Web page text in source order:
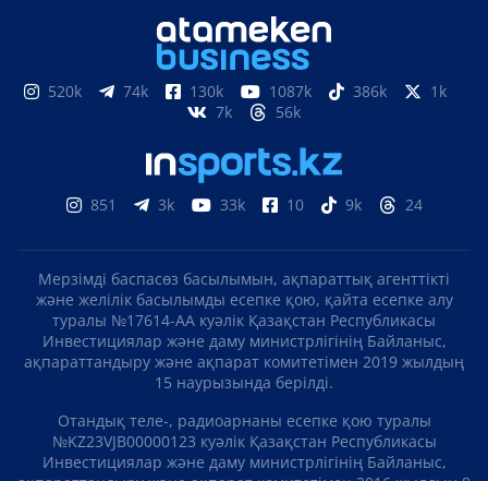
520k 74k 130k 1087k 386k
1k
7k
56k
851 3k 33k 10 9k 24
Мерзімді баспасөз басылымын, ақпараттық агенттікті
және желілік басылымды есепке қою, қайта есепке алу
туралы №17614-АА куәлік Қазақстан Республикасы
Инвестициялар және даму министрлігінің Байланыс,
ақпараттандыру және ақпарат комитетімен 2019 жылдың
15 наурызында берілді.
Отандық теле-, радиоарнаны есепке қою туралы
№KZ23VJB00000123 куәлік Қазақстан Республикасы
Инвестициялар және даму министрлігінің Байланыс,